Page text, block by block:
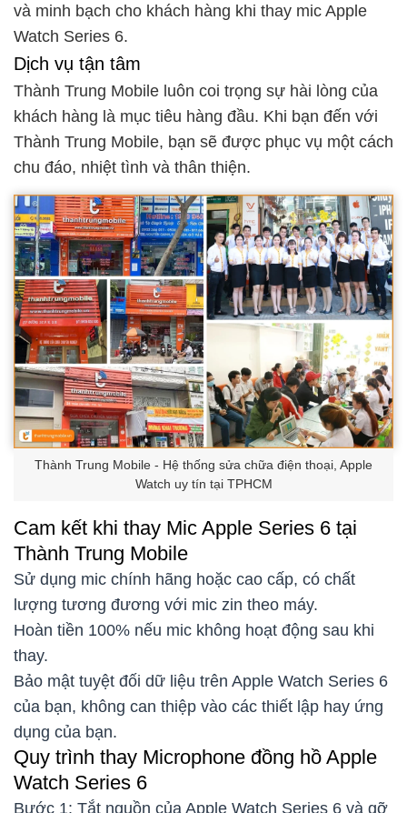
và minh bạch cho khách hàng khi thay mic Apple
Watch Series 6.
Dịch vụ tận tâm
Thành Trung Mobile luôn coi trọng sự hài lòng của
khách hàng là mục tiêu hàng đầu. Khi bạn đến với
Thành Trung Mobile, bạn sẽ được phục vụ một cách
chu đáo, nhiệt tình và thân thiện.
Thành Trung Mobile - Hệ thống sửa chữa điện thoại, Apple
Watch uy tín tại TPHCM
Cam kết khi thay Mic Apple Series 6 tại
Thành Trung Mobile
Sử dụng mic chính hãng hoặc cao cấp, có chất
lượng tương đương với mic zin theo máy.
Hoàn tiền 100% nếu mic không hoạt động sau khi
thay.
Bảo mật tuyệt đối dữ liệu trên Apple Watch Series 6
của bạn, không can thiệp vào các thiết lập hay ứng
dụng của bạn.
Quy trình thay Microphone đồng hồ Apple
Watch Series 6
Bước 1: Tắt nguồn của Apple Watch Series 6 và gỡ